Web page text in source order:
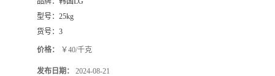
型号： 25kg
货号： 3
价格： ￥40/千克
发布日期： 2024-08-21